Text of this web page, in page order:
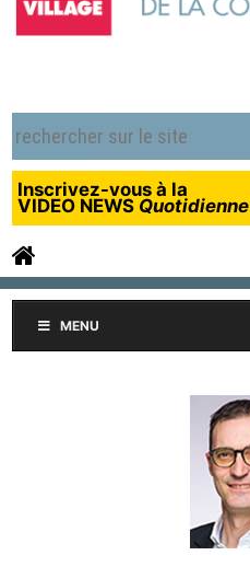
Inscrivez-vous à la
VIDEO NEWS Quotidienne
MENU